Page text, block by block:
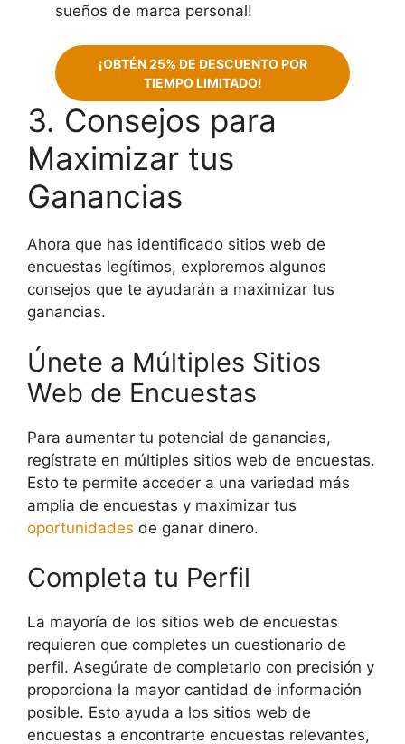
sueños de marca personal!
¡OBTÉN 25% DE DESCUENTO POR
TIEMPO LIMITADO!
3. Consejos para
Maximizar tus
Ganancias
Ahora que has identificado sitios web de
encuestas legítimos, exploremos algunos
consejos que te ayudarán a maximizar tus
ganancias.
Únete a Múltiples Sitios
Web de Encuestas
Para aumentar tu potencial de ganancias,
regístrate en múltiples sitios web de encuestas.
Esto te permite acceder a una variedad más
amplia de encuestas y maximizar tus
oportunidades de ganar dinero.
Completa tu Perfil
La mayoría de los sitios web de encuestas
requieren que completes un cuestionario de
perfil. Asegúrate de completarlo con precisión y
proporciona la mayor cantidad de información
posible. Esto ayuda a los sitios web de
encuestas a encontrarte encuestas relevantes,